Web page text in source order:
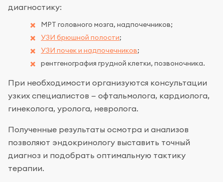
диагностику:
МРТ головного мозга, надпочечников;
УЗИ брюшной полости;
УЗИ почек и надпочечников;
рентгенография грудной клетки, позвоночника.
При необходимости организуются консультации
узких специалистов — офтальмолога, кардиолога,
гинеколога, уролога, невролога.
Полученные результаты осмотра и анализов
позволяют эндокринологу выставить точный
диагноз и подобрать оптимальную тактику
терапии.